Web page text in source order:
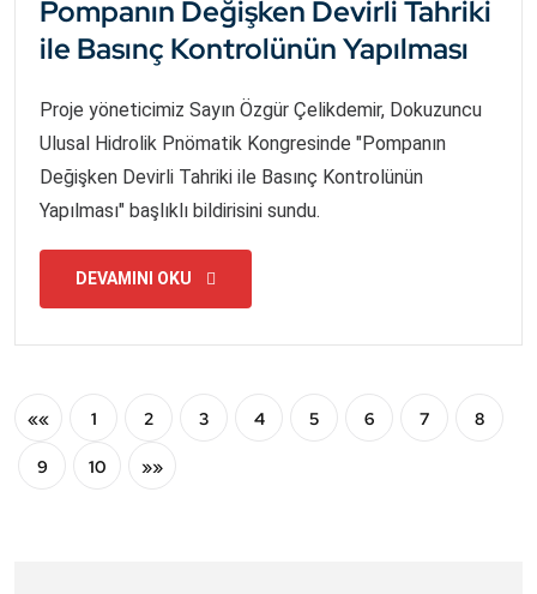
Pompanın Değişken Devirli Tahriki
ile Basınç Kontrolünün Yapılması
Proje yöneticimiz Sayın Özgür Çelikdemir, Dokuzuncu
Ulusal Hidrolik Pnömatik Kongresinde "Pompanın
Değişken Devirli Tahriki ile Basınç Kontrolünün
Yapılması" başlıklı bildirisini sundu.
DEVAMINI OKU
«« 1 2 3 4 5 6 7 8
9 10 »»